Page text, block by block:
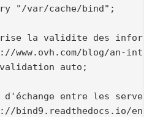
"/var/cache/bind";
la validite des
www.ovh.com/blog/an-
auto;
d'échange entre les
bind9.readthedocs.io/en/